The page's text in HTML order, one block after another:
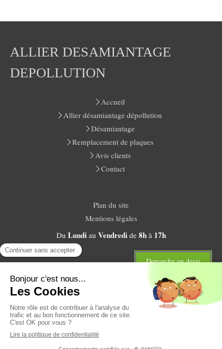
ALLIER DESAMIANTAGE
DEPOLLUTION
Accueil
Allier désamiantage dépollution
Désamiantage
Remplacement de plaques
Avis clients
Contact
Plan du site
Mentions légales
Du Lundiau Vendredide 8hà 17h
Demander un devis
Création et référencement du site par Simplébo
En partenariat avecE-BTP